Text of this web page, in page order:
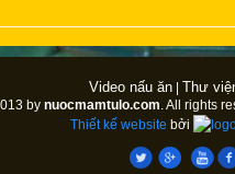
Video nấu ăn Thư
by nuocmamtulo.com. All rights
Thiết kế website bởi